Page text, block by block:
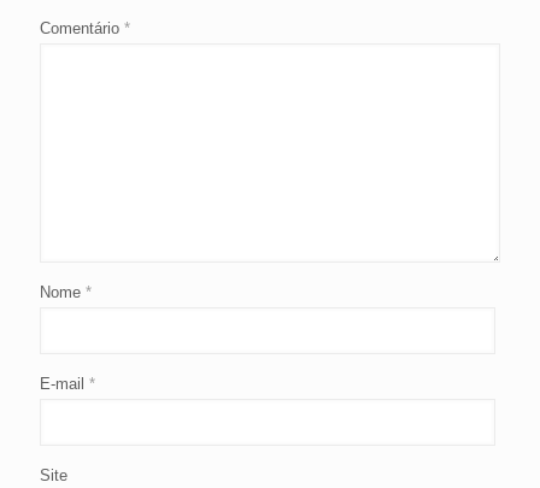
Comentário *
Nome *
E-mail *
Site